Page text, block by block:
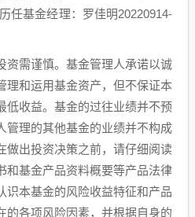
任基金经理：罗佳明20220914-
资需谨慎。基金管理人承诺以诚
理和运用基金资产，但不保证本
低收益。基金的过往业绩并不预
管理的其他基金的业绩并不构成
做出投资决策之前，请仔细阅读
和基金产品资料概要等产品法律
识本基金的风险收益特征和产品
的各项风险因素，并根据自身的